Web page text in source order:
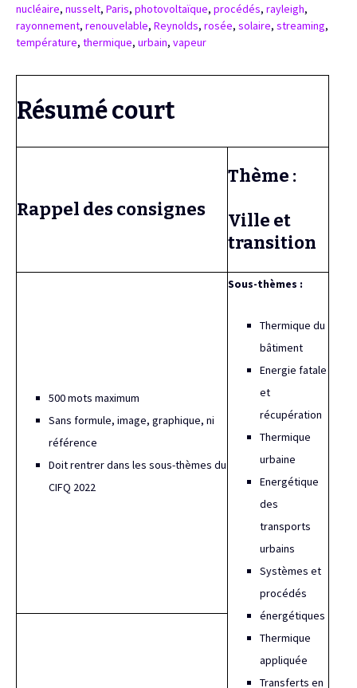
nucléaire, nusselt, Paris, photovoltaïque, procédés, rayleigh,
rayonnement, renouvelable, Reynolds, rosée, solaire, streaming,
température, thermique, urbain, vapeur
Résumé court
Rappel des consignes
Thème :
Ville et
transition
500 mots maximum
Sans formule, image, graphique, ni
référence
Doit rentrer dans les sous-thèmes du
CIFQ 2022
Sous-thèmes :
Thermique du
bâtiment
Energie fatale
et
récupération
Thermique
urbaine
Energétique
des
transports
urbains
Systèmes et
procédés
énergétiques
Thermique
appliquée
Transferts en